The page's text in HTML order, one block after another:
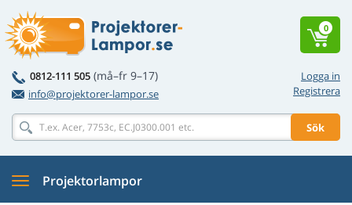
Logga in
Registrera
0812-111 505 (må–fr 9–17)
info@projektorer-lampor.se
Sök
0
Projektorlampor